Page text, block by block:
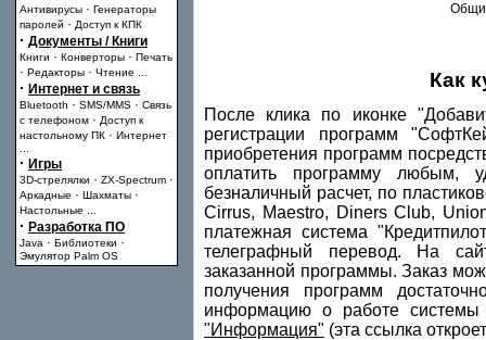
Антивирусы · Генераторы
паролей · Доступ к КПК
· Документы / Книги
Книги · Конверторы · Печать
· Редакторы · Чтение
· Интернет и связь
Bluetooth · SMS/MMS · Связь
с телефоном · Доступ к
настольному ПК · Интернет
· Игры
3D-стрелялки · ZX-Spectrum ·
Аркадные · Шахматы ·
Настольные
· Разработка ПО
Java · Библиотеки ·
Эмулятор Palm OS
Как
После клика по иконке
регистрации программ
приобретения программ
оплатить программу любым,
безналичный расчет, по
Cirrus, Maestro, Diners Club,
платежная система
телеграфный перевод. На
заказанной программы. Заказ
получения программ
информацию о работе системы
"Информация" (эта ссылка